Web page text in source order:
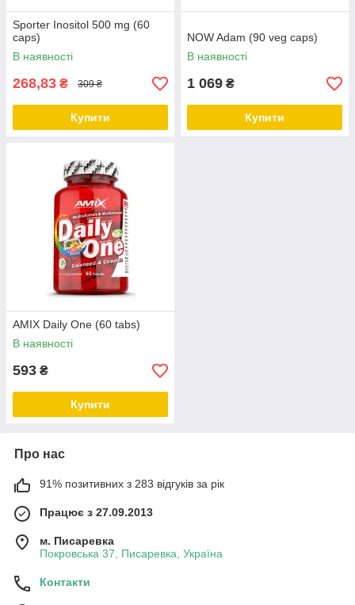
Sporter Inositol 500 mg (60
caps)
В наявності
268,83 ₴ 309 ₴
Купити
NOW Adam (90 veg caps)
В наявності
1 069 ₴
Купити
AMIX Daily One (60 tabs)
В наявності
593 ₴
Купити
Про нас
91% позитивних з 283 відгуків за рік
Працює з 27.09.2013
м. Писаревка
Покровська 37, Писаревка, Україна
Контакти